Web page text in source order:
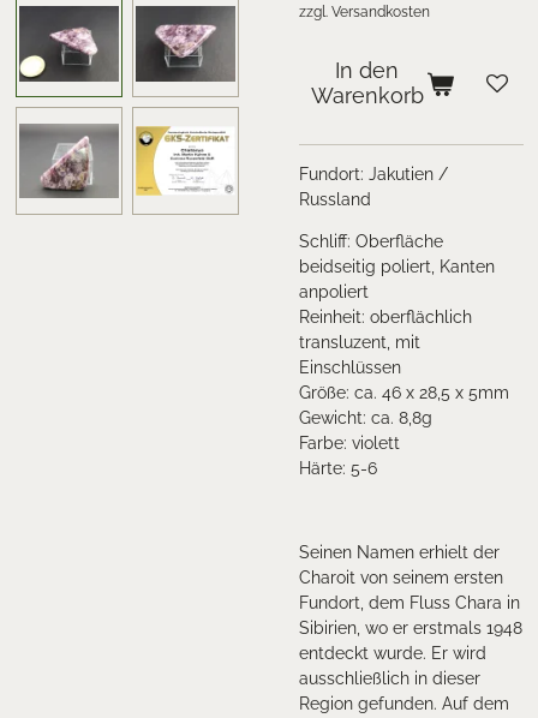
zzgl. Versandkosten
In den
Warenkorb
Fundort: Jakutien /
Russland
Schliff: Oberfläche
beidseitig poliert, Kanten
anpoliert
Reinheit: oberflächlich
transluzent, mit
Einschlüssen
Größe: ca. 46 x 28,5 x 5mm
Gewicht: ca. 8,8g
Farbe: violett
Härte: 5-6
Seinen Namen erhielt der
Charoit von seinem ersten
Fundort, dem Fluss Chara in
Sibirien, wo er erstmals 1948
entdeckt wurde. Er wird
ausschließlich in dieser
Region gefunden. Auf dem